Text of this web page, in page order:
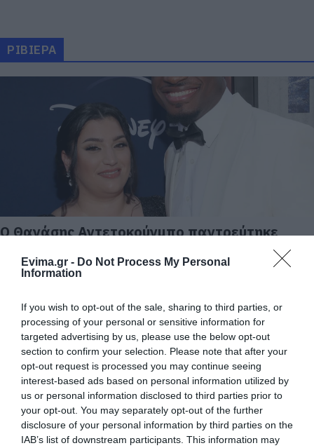
Evima.gr - Do Not Process My Personal
Information
If you wish to opt-out of the sale, sharing to third parties, or
processing of your personal or sensitive information for
targeted advertising by us, please use the below opt-out
section to confirm your selection. Please note that after your
opt-out request is processed you may continue seeing
interest-based ads based on personal information utilized by
us or personal information disclosed to third parties prior to
your opt-out. You may separately opt-out of the further
disclosure of your personal information by third parties on the
IAB’s list of downstream participants. This information may
ΡΙΒΙΕΡΑ
Ο Θανάσης Αντετοκούνμπο παντρεύτηκε
την Κάτια στην Αθηναϊκή Ριβιέρα – Ποια
είναι η «άγνωστη» νύφη